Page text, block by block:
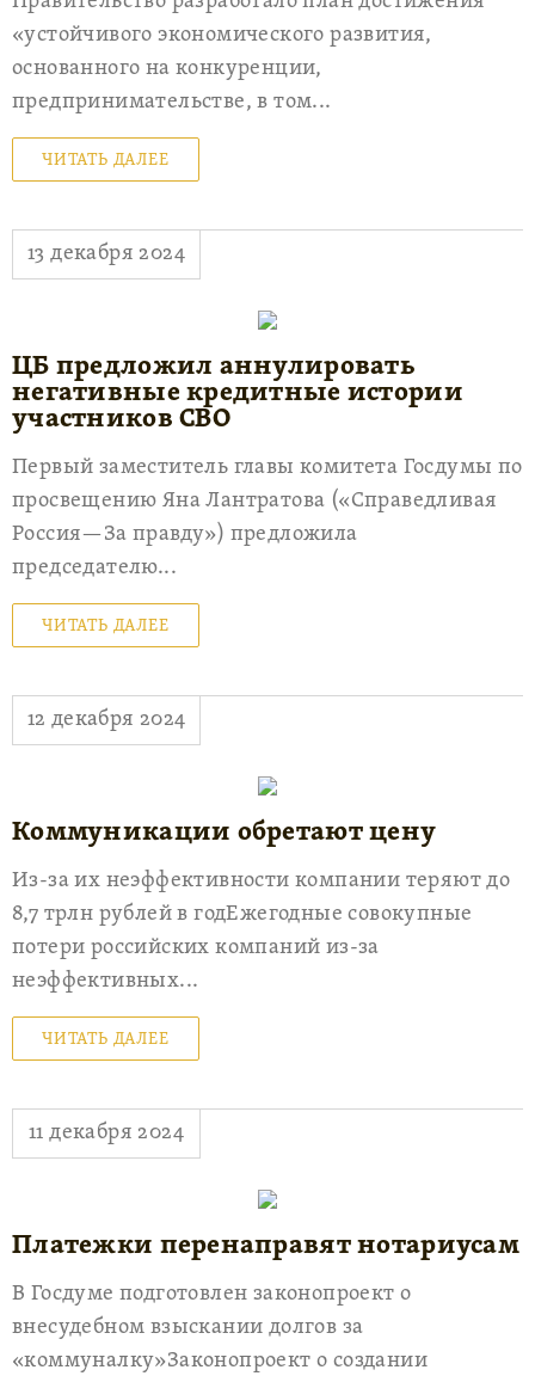
«устойчивого экономического развития,
основанного на конкуренции,
предпринимательстве, в том...
ЧИТАТЬ ДАЛЕЕ
13 декабря 2024
ЦБ предложил аннулировать
негативные кредитные истории
участников СВО
Первый заместитель главы комитета Госдумы по
просвещению Яна Лантратова («Справедливая
Россия—За правду») предложила
председателю...
ЧИТАТЬ ДАЛЕЕ
12 декабря 2024
Коммуникации обретают цену
Из-за их неэффективности компании теряют до
8,7 трлн рублей в годЕжегодные совокупные
потери российских компаний из-за
неэффективных...
ЧИТАТЬ ДАЛЕЕ
11 декабря 2024
Платежки перенаправят нотариусам
В Госдуме подготовлен законопроект о
внесудебном взыскании долгов за
«коммуналку»Законопроект о создании